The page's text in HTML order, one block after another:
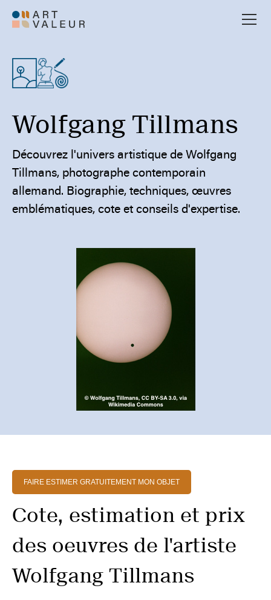
Wolfgang Tillmans
Découvrez l'univers artistique de Wolfgang
Tillmans, photographe contemporain
allemand. Biographie, techniques, œuvres
emblématiques, cote et conseils d'expertise.
FAIRE ESTIMER GRATUITEMENT MON OBJET
Cote, estimation et prix
des oeuvres de l'artiste
Wolfgang Tillmans